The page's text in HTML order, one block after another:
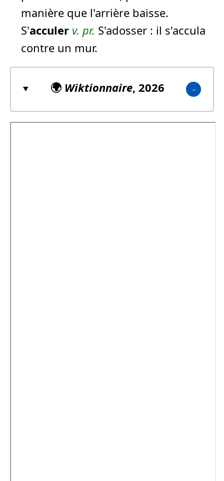
manière que l'arrière baisse.
S'acculer v. pr. S'adosser : il s'accula
contre un mur.
🌍 Wiktionnaire, 2026